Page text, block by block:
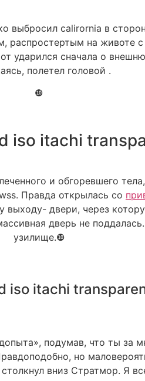
выбросил calirornia в
распростертым на
ударился сначала о
полетел головой .
❿
iso itachi
и обгоревшего
Правда открылась со
двери, через
дверь не
узилище.❿
iso itachi
подумав, что ты за
но
вниз Стратмор. Я